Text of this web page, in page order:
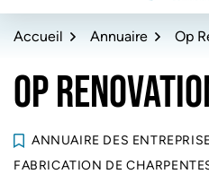
Accueil Annuaire Op
OP
ANNUAIRE DES
FABRICATION DE